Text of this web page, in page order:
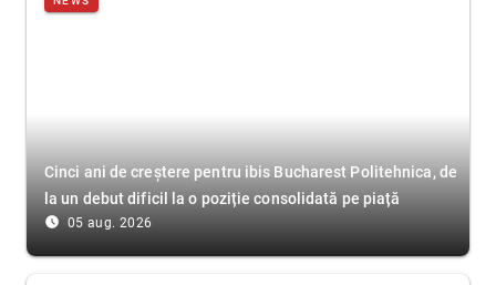
Cinci ani de creștere pentru ibis Bucharest Politehnica, de
la un debut dificil la o poziție consolidată pe piață
access_time_filled 05 aug. 2026